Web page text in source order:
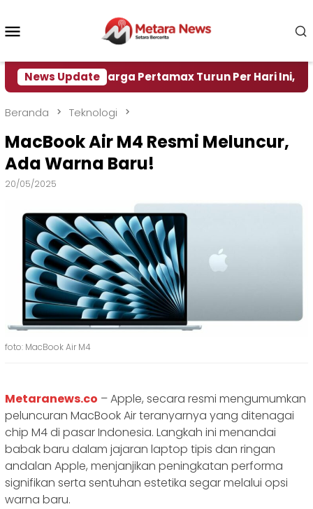
konten
News Update
Harga Pertamax Turun Per Hari Ini, Segini
Beranda Teknologi
MacBook Air M4 Resmi Meluncur,
Ada Warna Baru!
20/05/2025
foto: MacBook Air M4
Metaranews.co – Apple, secara resmi mengumumkan
peluncuran MacBook Air teranyarnya yang ditenagai
chip M4 di pasar Indonesia. Langkah ini menandai
babak baru dalam jajaran laptop tipis dan ringan
andalan Apple, menjanjikan peningkatan performa
signifikan serta sentuhan estetika segar melalui opsi
warna baru.